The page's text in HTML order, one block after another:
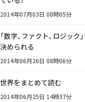
2014年07月03日 08時05分
「数字、ファクト、ロジッ
決められる
2014年06月26日 08時06分
世界をまとめて読む
2014年06月25日 14時37分